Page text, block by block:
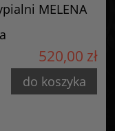
MELENA
520,00 zł
do koszyka